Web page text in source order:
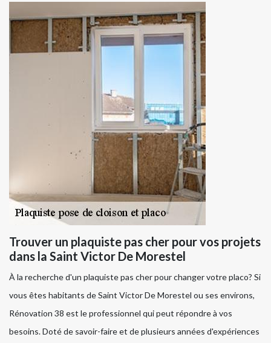
Trouver un plaquiste pas cher pour vos projets
dans la Saint Victor De Morestel
À la recherche d'un plaquiste pas cher pour changer votre placo? Si
vous êtes habitants de Saint Victor De Morestel ou ses environs,
Rénovation 38 est le professionnel qui peut répondre à vos
besoins. Doté de savoir-faire et de plusieurs années d'expériences